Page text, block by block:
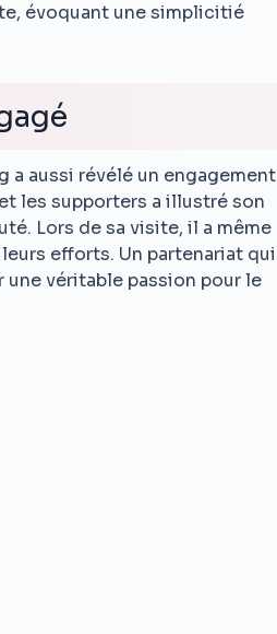
évoquant une simplicitié
a aussi révélé un engagement
les supporters a illustré son
Lors de sa visite, il a même
efforts. Un partenariat qui
véritable passion pour le